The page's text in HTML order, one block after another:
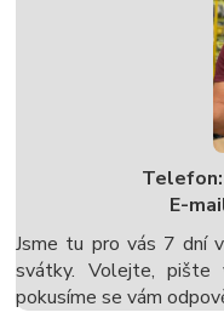
Telefon:
E-
Jsme tu pro vás 7 dní
svátky. Volejte, pište
pokusíme se vám